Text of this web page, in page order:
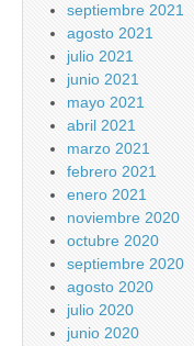
septiembre 2021
agosto 2021
julio 2021
junio 2021
mayo 2021
abril 2021
marzo 2021
febrero 2021
enero 2021
noviembre 2020
octubre 2020
septiembre 2020
agosto 2020
julio 2020
junio 2020